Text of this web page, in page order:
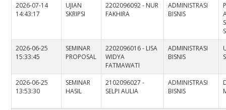
2026-07-14
14:43:17
UJIAN
SKRIPSI
2202096092 - NUR
FAKHIRA
ADMINISTRASI
BISNIS
2026-06-25
15:33:45
SEMINAR
PROPOSAL
2202096016 - LISA
WIDYA
FATMAWATI
ADMINISTRASI
BISNIS
2026-06-25
13:53:30
SEMINAR
HASIL
2102096027 -
SELPI AULIA
ADMINISTRASI
BISNIS